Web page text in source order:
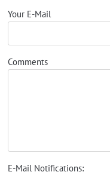
Your E-Mail
Comments
E-Mail Notifications: